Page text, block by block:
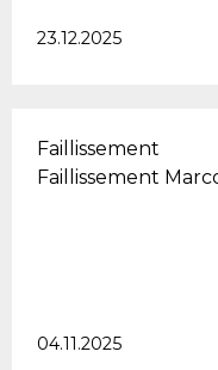
23.12.2025
Faillissement
Faillissement
04.11.2025